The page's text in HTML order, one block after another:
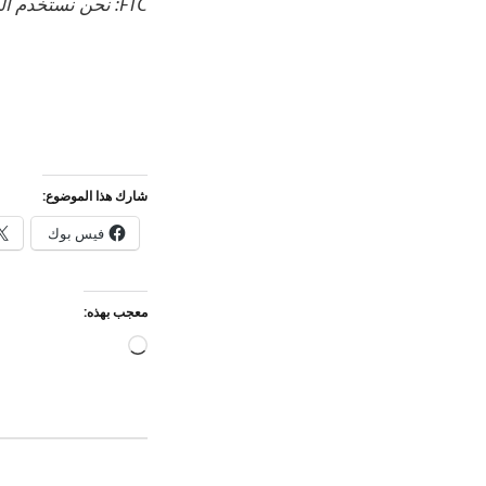
شارك هذا الموضوع:
فيس بوك
معجب بهذه:
جاري